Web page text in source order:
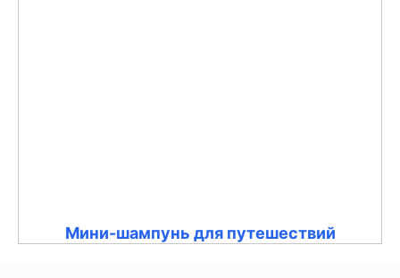
Мини-шампунь для путешествий